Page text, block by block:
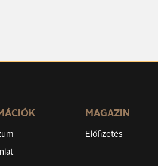
MAGAZIN
Előfizetés